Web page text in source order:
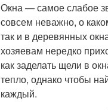
Окна — самое слабое
совсем неважно, о
так и в деревянных
хозяевам нередко
как заделать щели в
тепло, однако чтобы
каждый.